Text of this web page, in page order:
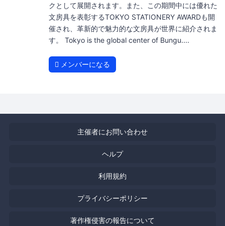
クとして展開されます。また、この期間中には優れた
文房具を表彰するTOKYO STATIONERY AWARDも開
催され、革新的で魅力的な文房具が世界に紹介されま
す。 Tokyo is the global center of Bungu....
メンバーになる
主催者にお問い合わせ
ヘルプ
利用規約
プライバシーポリシー
著作権侵害の報告について